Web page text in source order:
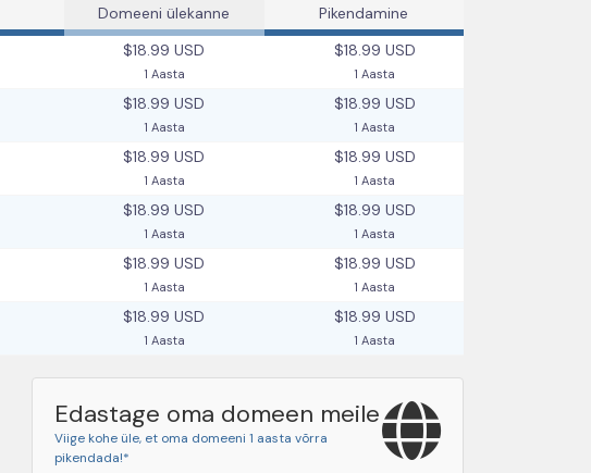
Domeeni ülekanne Pikendamine
$18.99 USD
1 Aasta
$18.99 USD
1 Aasta
$18.99 USD
1 Aasta
$18.99 USD
1 Aasta
$18.99 USD
1 Aasta
$18.99 USD
1 Aasta
$18.99 USD
1 Aasta
$18.99 USD
1 Aasta
$18.99 USD
1 Aasta
$18.99 USD
1 Aasta
$18.99 USD
1 Aasta
$18.99 USD
1 Aasta
Edastage oma domeen meile
Viige kohe üle, et oma domeeni 1 aasta võrra
pikendada!*